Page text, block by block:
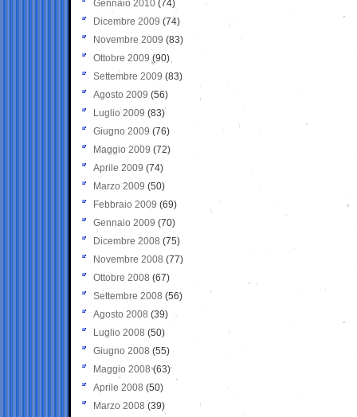
Gennaio 2010 (74)
Dicembre 2009 (74)
Novembre 2009 (83)
Ottobre 2009 (90)
Settembre 2009 (83)
Agosto 2009 (56)
Luglio 2009 (83)
Giugno 2009 (76)
Maggio 2009 (72)
Aprile 2009 (74)
Marzo 2009 (50)
Febbraio 2009 (69)
Gennaio 2009 (70)
Dicembre 2008 (75)
Novembre 2008 (77)
Ottobre 2008 (67)
Settembre 2008 (56)
Agosto 2008 (39)
Luglio 2008 (50)
Giugno 2008 (55)
Maggio 2008(63)
Aprile 2008 (50)
Marzo 2008 (39)